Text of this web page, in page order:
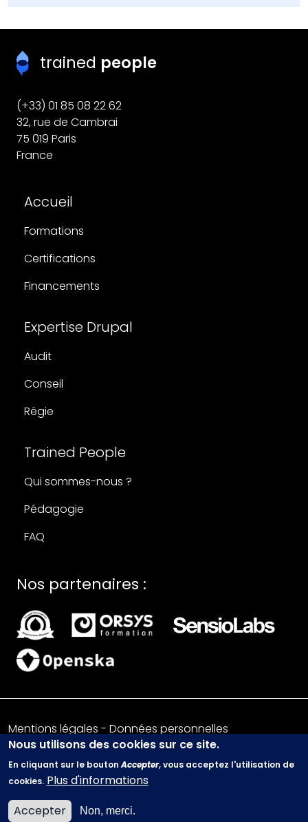
trained people
(+33) 01 85 08 22 62
32, rue de Cambrai
75 019 Paris
France
Accueil
Formations
Certifications
Financements
Expertise Drupal
Audit
Conseil
Régie
Trained People
Qui sommes-nous ?
Pédagogie
FAQ
Nos partenaires :
Mentions légales - Données personnelles
© 2026 - Trained People
Nous utilisons des cookies sur ce site.
En cliquant sur le boutonAccepter, vous acceptez l'utilisation de
cookies. Plus d'informations
Accepter
Non, merci.